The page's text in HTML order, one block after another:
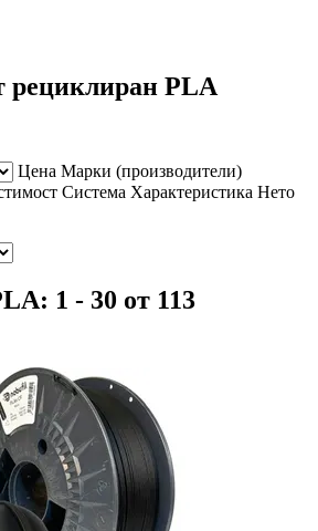
рециклиран PLA
Цена Марки (производители)
Система Характеристика Нето
1 - 30 от 113